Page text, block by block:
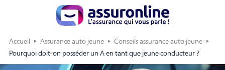
Accueil Assurance auto jeune
Conseils assurance auto jeune
Pourquoi doit-on posséder un A en tant que jeune conducteur ?